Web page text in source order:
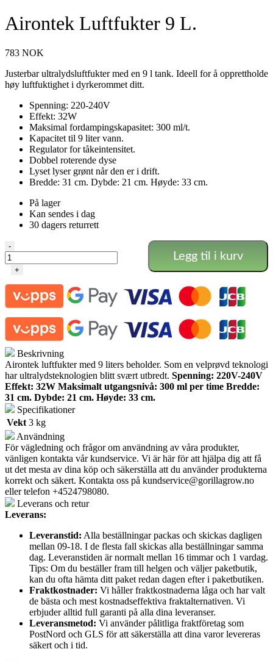
Airontek Luftfukter 9 L.
783 NOK
Justerbar ultralydsluftfukter med en 9 l tank. Ideell for å opprettholde
høy luftfuktighet i dyrkerommet ditt.
Spenning: 220-240V
Effekt: 32W
Maksimal fordampingskapasitet: 300 ml/t.
Kapacitet til 9 liter vann.
Regulator for tåkeintensitet.
Dobbel roterende dyse
Lyset lyser grønt når den er i drift.
Bredde: 31 cm. Dybde: 21 cm. Høyde: 33 cm.
På lager
Kan sendes i dag
30 dagers returrett
Airontek
Luftfukter
9
antall
-
+
Legg til i kurv
Beskrivning
Airontek luftfukter med 9 liters beholder. Som en velprøvd teknologi
har ultralydsteknologien blitt svært utbredt. Spenning: 220V-240V
Effekt: 32W Maksimalt utgangsnivå: 300 ml per time Bredde:
31 cm. Dybde: 21 cm. Høyde: 33 cm.
Specifikationer
Vekt 3 kg
Användning
För vägledning och frågor om användning av våra produkter,
vänligen kontakta vår kundservice. Vi är här för att hjälpa dig att få
ut det mesta av dina köp och säkerställa att du använder produkterna
korrekt och säkert. Kontakta oss på kundservice@gorillagrow.no
eller telefon +4524798080.
Leverans och retur
Leverans:
Leveranstid: Alla beställningar packas och skickas dagligen
mellan 09-18. I de flesta fall skickas alla beställningar samma
dag. Leveranstiden är normalt mellan 16 timmar och 1 vardag.
Tips: Om du beställer fram till helgen och väljer paketbutik,
kan du ofta hämta ditt paket redan dagen efter i paketbutiken.
Fraktkostnader: Vi håller fraktkostnaderna låga och har valt
de bästa och mest kostnadseffektiva fraktalternativen. Vi
erbjuder alltid full garanti på alla dina leveranser.
Leveransmetod: Vi använder pålitliga fraktföretag som
PostNord och GLS för att säkerställa att dina varor levereras
säkert och i tid.